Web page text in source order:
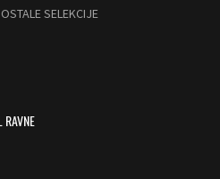
OSTALE SELEKCIJE